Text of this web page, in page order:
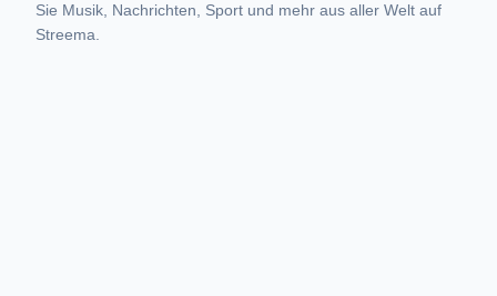
Sie Musik, Nachrichten, Sport und mehr aus aller Welt auf
Streema.